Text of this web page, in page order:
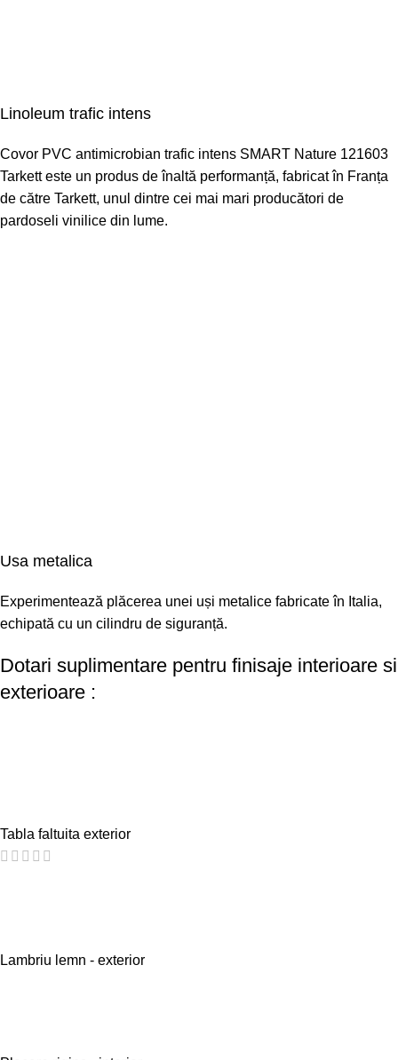
Dotari suplimentare pentru finisaje interioare si
exterioare :
Tabla faltuita exterior
Lambriu lemn - exterior
Linoleum trafic intens
Covor PVC antimicrobian trafic intens SMART Nature 121603
Tarkett este un produs de înaltă performanță, fabricat în Franța
de către Tarkett, unul dintre cei mai mari producători de
pardoseli vinilice din lume.
Usa metalica
Experimentează plăcerea unei uși metalice fabricate în Italia,
echipată cu un cilindru de siguranță.